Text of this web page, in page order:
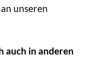
unseren
auch in anderen